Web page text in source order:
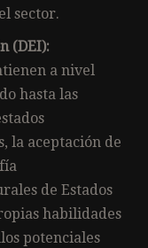
sector.
(DEI):
a nivel
hasta las
la aceptación de
de Estados
habilidades
potenciales